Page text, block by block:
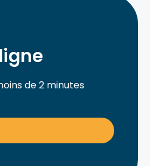
de 2 minutes